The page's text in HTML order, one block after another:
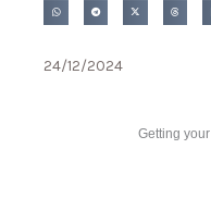
24/12/2024
Getting your